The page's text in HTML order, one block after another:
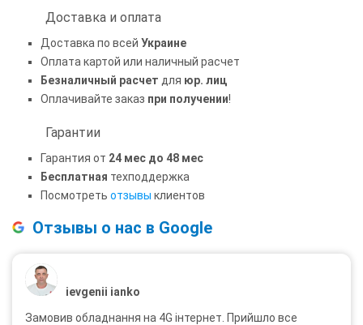
Доставка и оплата
Доставка по всей Украине
Оплата картой или наличный расчет
Безналичный расчет для юр. лиц
Оплачивайте заказ при получении!
Гарантии
Гарантия от 24 мес до 48 мес
Бесплатная техподдержка
Посмотреть отзывы клиентов
Отзывы о нас в Google
ievgenii ianko
Замовив обладнання на 4G інтернет. Прийшло все